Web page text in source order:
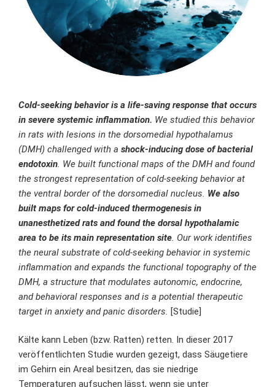
Cold-seeking behavior is a life-saving response that occurs
in severe systemic inflammation. We studied this behavior
in rats with lesions in the dorsomedial hypothalamus
(DMH) challenged with a shock-inducing dose of bacterial
endotoxin . We built functional maps of the DMH and found
the strongest representation of cold-seeking behavior at
the ventral border of the dorsomedial nucleus. We also
built maps for cold-induced thermogenesis in
unanesthetized rats and found the dorsal hypothalamic
area to be its main representation site . Our work identifies
the neural substrate of cold-seeking behavior in systemic
inflammation and expands the functional topography of the
DMH, a structure that modulates autonomic, endocrine,
and behavioral responses and is a potential therapeutic
target in anxiety and panic disorders.
[Studie]
Kälte kann Leben (bzw. Ratten) retten. In dieser 2017
veröffentlichten Studie wurden gezeigt, dass Säugetiere
im Gehirn ein Areal besitzen, das sie niedrige
Temperaturen aufsuchen lässt, wenn sie unter